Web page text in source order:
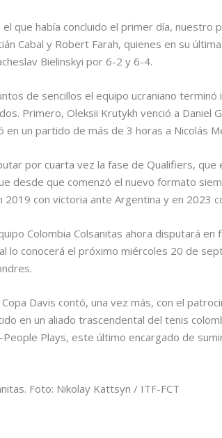
que había concluido el primer día, nuestro
Cabal y Robert Farah, quienes en su
Bielinskyi por 6-2 y 6-4.
de sencillos el equipo ucraniano
Primero, Oleksii Krutykh venció a Daniel
en un partido de más de 3 horas a Nicolás
por cuarta vez la fase de Qualifiers, que
desde que comenzó el nuevo formato
2019 con victoria ante Argentina y en 2023
Colombia Colsanitas ahora disputará
lo conocerá el próximo miércoles 20 de
Davis contó, una vez más, con el
en un aliado trascendental del tenis
Plays, este último encargado de
Foto: Nikolay Kattsyn / ITF-FCT